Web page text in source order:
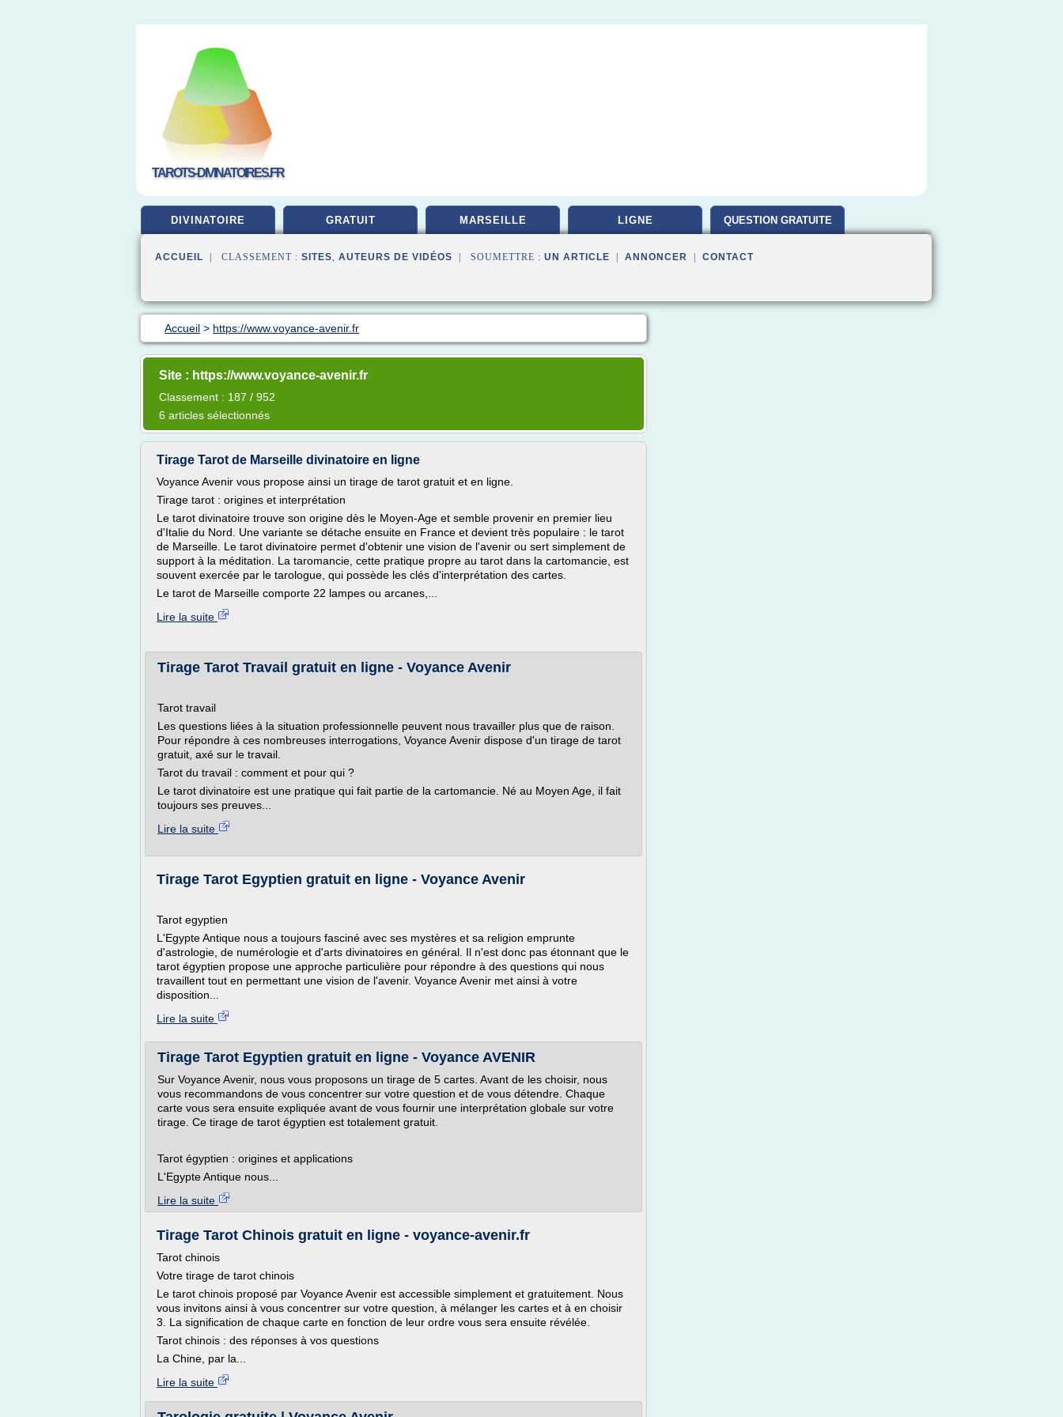
TAROTS-DIVINATOIRES.FR
DIVINATOIRE GRATUIT MARSEILLE LIGNE QUESTION GRATUITE
ACCUEIL | CLASSEMENT : SITES, AUTEURS DE VIDÉOS | SOUMETTRE : UN ARTICLE ANNONCER CONTACT
Accueil > https://www.voyance-avenir.fr
Site : https://www.voyance-avenir.fr
Classement : 187 / 952
6 articles sélectionnés
Tirage Tarot de Marseille divinatoire en ligne
Voyance Avenir vous propose ainsi un tirage de tarot gratuit et en ligne.
Tirage tarot : origines et interprétation
Le tarot divinatoire trouve son origine dès le Moyen-Age et semble provenir en premier lieu
d'Italie du Nord. Une variante se détache ensuite en France et devient très populaire : le tarot
de Marseille. Le tarot divinatoire permet d'obtenir une vision de l'avenir ou sert simplement de
support à la méditation. La taromancie, cette pratique propre au tarot dans la cartomancie, est
souvent exercée par le tarologue, qui possède les clés d'interprétation des cartes.
Le tarot de Marseille comporte 22 lampes ou arcanes,...
Lire la suite
Tirage Tarot Travail gratuit en ligne - Voyance Avenir
Tarot travail
Les questions liées à la situation professionnelle peuvent nous travailler plus que de raison.
Pour répondre à ces nombreuses interrogations, Voyance Avenir dispose d'un tirage de tarot
gratuit, axé sur le travail.
Tarot du travail : comment et pour qui ?
Le tarot divinatoire est une pratique qui fait partie de la cartomancie. Né au Moyen Age, il fait
toujours ses preuves...
Lire la suite
Tirage Tarot Egyptien gratuit en ligne - Voyance Avenir
Tarot egyptien
L'Egypte Antique nous a toujours fasciné avec ses mystères et sa religion emprunte
d'astrologie, de numérologie et d'arts divinatoires en général. Il n'est donc pas étonnant que le
tarot égyptien propose une approche particulière pour répondre à des questions qui nous
travaillent tout en permettant une vision de l'avenir. Voyance Avenir met ainsi à votre
disposition...
Lire la suite
Tirage Tarot Egyptien gratuit en ligne - Voyance AVENIR
Sur Voyance Avenir, nous vous proposons un tirage de 5 cartes. Avant de les choisir, nous
vous recommandons de vous concentrer sur votre question et de vous détendre. Chaque
carte vous sera ensuite expliquée avant de vous fournir une interprétation globale sur votre
tirage. Ce tirage de tarot égyptien est totalement gratuit.
Tarot égyptien : origines et applications
L'Egypte Antique nous...
Lire la suite
Tirage Tarot Chinois gratuit en ligne - voyance-avenir.fr
Tarot chinois
Votre tirage de tarot chinois
Le tarot chinois proposé par Voyance Avenir est accessible simplement et gratuitement. Nous
vous invitons ainsi à vous concentrer sur votre question, à mélanger les cartes et à en choisir
3. La signification de chaque carte en fonction de leur ordre vous sera ensuite révélée.
Tarot chinois : des réponses à vos questions
La Chine, par la...
Lire la suite